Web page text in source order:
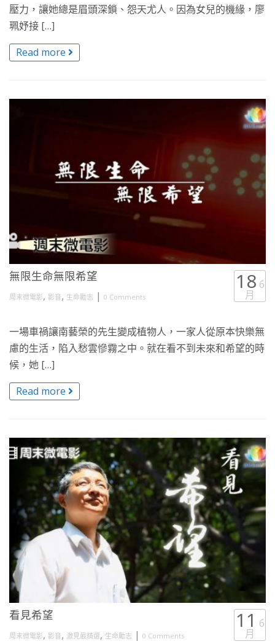
壓力，讓她總是眉頭深鎖、怨天尤人。因為女兒的機緣，廖
珮妤接 […]
Read more
無限生命無限希望
周末微電影, 影音, 生命勵志 | 0 Comments
18 6
月
一場車禍讓南藝榮的先生變成植物人，一家人從原本快樂無
慮的生活，陷入愁雲慘霧之中。就在看不到未來和希望的時
候，她 […]
Read more
看見希望
周末微電影, 影音, 澈見最精選, 生命勵志 | 0 Comments
11 6
月